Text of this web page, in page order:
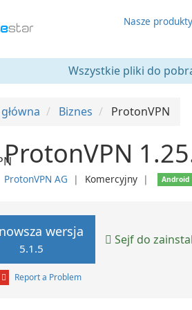
Nasze produkty
Wszystkie pliki do
Biznes ProtonVPN
ProtonVPN
ProtonVPN AG ❘ Komercyjny ❘ Android
wersja
5.1.5
Sejf do
Report a Problem